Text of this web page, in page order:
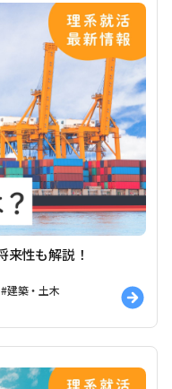
来性も解説！
#建築・土木